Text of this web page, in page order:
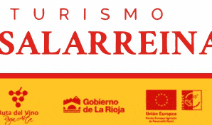
Vicente